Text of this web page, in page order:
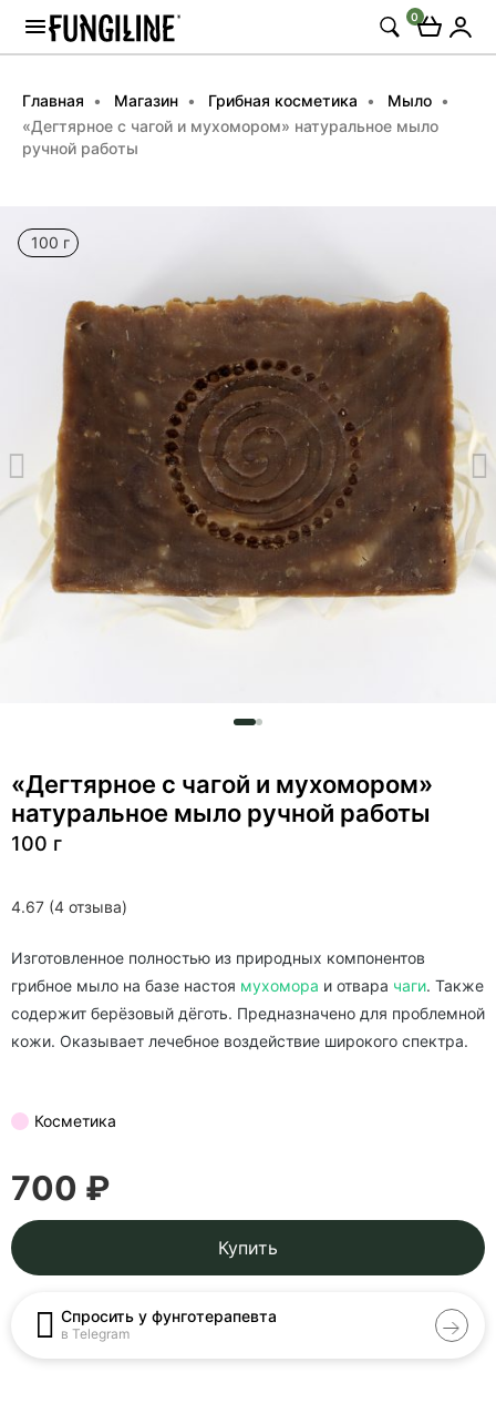
0
Главная Магазин Грибная косметика
Мыло
«Дегтярное с чагой и мухомором» натуральное мыло
ручной работы
100 г
4.67 (4 отзыва)
«Дегтярное с чагой и мухомором»
натуральное мыло ручной работы
100 г
Изготовленное полностью из природных компонентов
грибное мыло на базе настоя мухомора и отвара чаги. Также
содержит берёзовый дёготь. Предназначено для проблемной
кожи. Оказывает лечебное воздействие широкого спектра.
Косметика
700 ₽
Купить
Спросить у фунготерапевта
в Telegram